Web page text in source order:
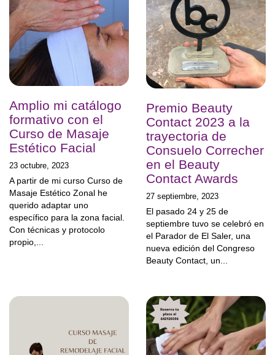
Amplio mi catálogo
formativo con el
Curso de Masaje
Estético Facial
23 octubre, 2023
A partir de mi curso Curso de
Masaje Estético Zonal he
querido adaptar uno
específico para la zona facial.
Con técnicas y protocolo
propio,...
Premio Beauty
Contact 2023 a la
trayectoria de
Consuelo Correcher
en el Beauty
Contact Awards
27 septiembre, 2023
El pasado 24 y 25 de
septiembre tuvo se celebró en
el Parador de El Saler, una
nueva edición del Congreso
Beauty Contact, un...